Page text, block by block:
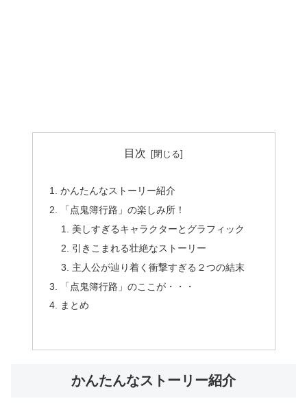
目次
かんたんなストーリー紹介
「点鬼簿行路」の楽しみ所！
美しすぎるキャラクターとグラフィック
引きこまれる壮絶なストーリー
主人公が辿り着く衝撃すぎる２つの結末
「点鬼簿行路」のここが・・・
まとめ
かんたんなストーリー紹介